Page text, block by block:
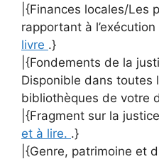
|{Finances locales/Les
rapportant à
livre .}
|{Fondements de la
Disponible dans toutes
bibliothèques de votre
|{Fragment sur la
et à lire. .}
|{Genre, patrimoine et